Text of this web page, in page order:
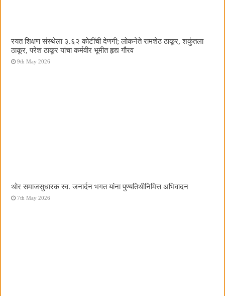
रयत शिक्षण संस्थेला ३.६२ कोटींची देणगी; लोकनेते रामशेठ ठाकूर, शकुंतला
ठाकूर, परेश ठाकूर यांचा कर्मवीर भूमीत हृद्य गौरव
9th May 2026
थोर समाजसुधारक स्व. जनार्दन भगत यांना पुण्यतिथीनिमित्त अभिवादन
7th May 2026